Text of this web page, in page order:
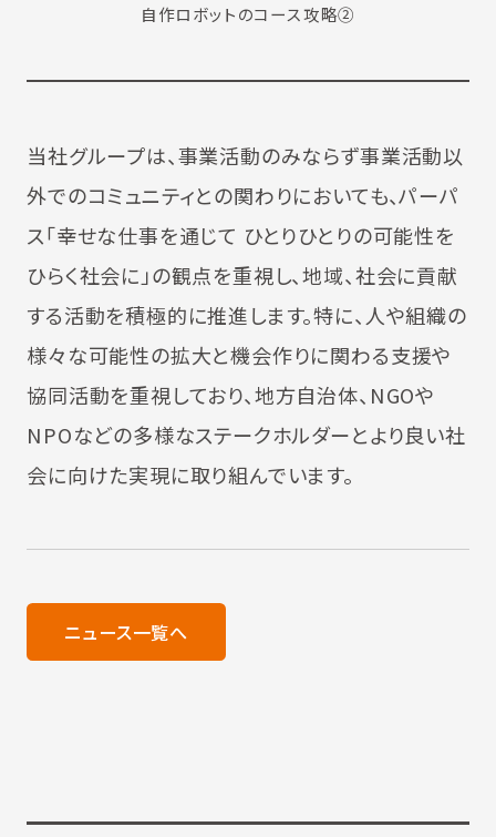
自作ロボットのコース攻略②
当社グループは、事業活動のみならず事業活動以
外でのコミュニティとの関わりにおいても、パーパ
ス「幸せな仕事を通じて ひとりひとりの可能性を
ひらく社会に」の観点を重視し、地域、社会に貢献
する活動を積極的に推進します。特に、人や組織の
様々な可能性の拡大と機会作りに関わる支援や
協同活動を重視しており、地方自治体、NGOや
NPOなどの多様なステークホルダーとより良い社
会に向けた実現に取り組んでいます。
ニュース一覧へ